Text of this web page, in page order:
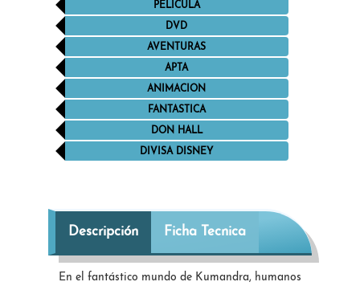
PELÍCULA
DVD
AVENTURAS
APTA
ANIMACION
FANTASTICA
DON HALL
DIVISA DISNEY
Descripción Ficha Tecnica
En el fantástico mundo de Kumandra, humanos